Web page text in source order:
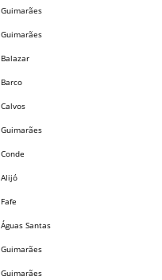
Guimarães
Guimarães
Balazar
Barco
Calvos
Guimarães
Conde
Alijó
Fafe
Águas Santas
Guimarães
Guimarães